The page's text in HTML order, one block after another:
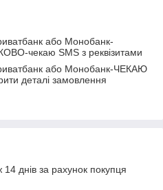
або Монобанк-
чекаю SMS з реквізитами
або Монобанк-ЧЕКАЮ
деталі замовлення
днів за рахунок покупця